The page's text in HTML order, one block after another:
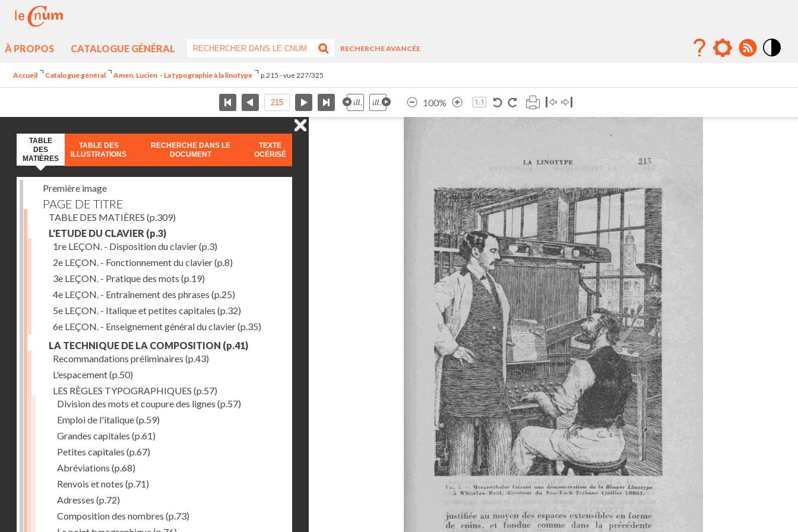
À PROPOS CATALOGUE GÉNÉRAL
RECHERCHE AVANCÉE
Accueil Catalogue général Amen, Lucien - La typographie à la linotype p.215 - vue 227/325
100%
TABLE
DES
MATIÈRES
TABLE DES
ILLUSTRATIONS
RECHERCHE DANS LE
DOCUMENT
TEXTE
OCÉRISÉ
Première image
PAGE DE TITRE
TABLE DES MATIÈRES (p.309)
L'ETUDE DU CLAVIER (p.3)
1re LEÇON. - Disposition du clavier(p.3)
2e LEÇON. - Fonctionnement du clavier(p.8)
3e LEÇON. - Pratique des mots (p.19)
4e LEÇON. - Entraînement des phrases (p.25)
5e LEÇON. - Italique et petites capitales (p.32)
6e LEÇON. - Enseignement général du clavier(p.35)
LA TECHNIQUE DE LA COMPOSITION (p.41)
Recommandations préliminaires (p.43)
L'espacement(p.50)
LES RÈGLES TYPOGRAPHIQUES (p.57)
Division des mots et coupure des lignes (p.57)
Emploi de l'italique(p.59)
Grandes capitales (p.61)
Petites capitales (p.67)
Abréviations (p.68)
Renvois et notes (p.71)
Adresses (p.72)
Composition des nombres (p.73)